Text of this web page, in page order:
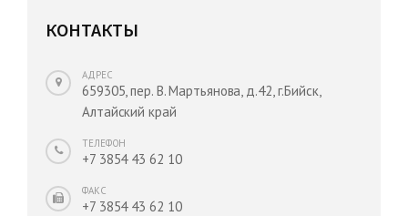
КОНТАКТЫ
АДРЕС
659305, пер. В. Мартьянова, д.42, г.Бийск,
Алтайский край
ТЕЛЕФОН
+7 3854 43 62 10
ФАКС
+7 3854 43 62 10